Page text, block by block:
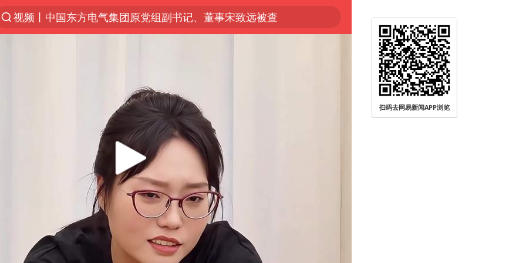
名创优品一次性内裤 颜面尽失
香港宏福苑火灾或由烟头引起
四川宜宾市珙县发生3.4级地震
中国父女泰国骑摩托车坠崖1死1伤
网约车司机充电时猝死保险拒赔
周末打虎 宋致远被查
白海豚将正面袭击贯穿浙江
浙江台州《告全体市民书》
多所高校取消艺考
扫码去网易新闻APP浏览